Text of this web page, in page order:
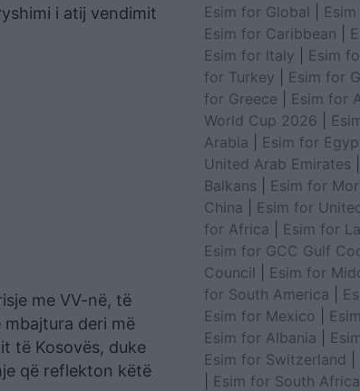
i atij vendimit
me VV-në, të
deri më
të Kosovës, duke
që reflekton këtë
Esim for Global
Esim for Caribbean
Esim for Italy
Esim
for Turkey
Esim for
for Greece
Esim for
World Cup 2026
Arabia
Esim for
United Arab Emirates
Balkans
Esim for
China
Esim for
for Africa
Esim for
Esim for GCC Gulf
Council
Esim for
for South America
Esim for Mexico
Esim for Albania
Esim for Switzerland
Esim for South Africa